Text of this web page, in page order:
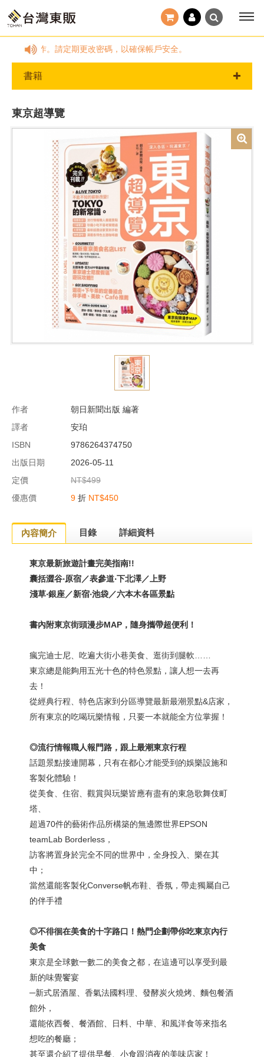
動作。請定期更改密碼，以確保帳戶安全。
書籍
東京超導覽
作者
朝日新聞出版 編著
譯者
安珀
ISBN
9786264374750
出版日期
2026-05-11
定價
NT$499
優惠價
9 折 NT$450
內容簡介 目錄 詳細資料
東京最新旅遊計畫完美指南!!
囊括澀谷‧原宿／表參道‧下北澤／上野
淺草‧銀座／新宿‧池袋／六本木各區景點
書內附東京街頭漫步MAP ，隨身攜帶超便利！
瘋完迪士尼、吃遍大街小巷美食、逛街到腿軟……
東京總是能夠用五光十色的特色景點，讓人想一去再
去！
從經典行程、特色店家到分區導覽最新最潮景點&店家，
所有東京的吃喝玩樂情報，只要一本就能全方位掌握！
◎流行情報職人報門路，跟上最潮東京行程
話題景點接連開幕，只有在都心才能受到的娛樂設施和
客製化體驗！
從美食、住宿、觀賞與玩樂皆應有盡有的東急歌舞伎町
塔、
超過70件的藝術作品所構築的無邊際世界EPSON
teamLab Borderless，
訪客將置身於完全不同的世界中，全身投入、樂在其
中；
當然還能客製化Converse帆布鞋、香氛，帶走獨屬自己
的伴手禮
◎不徘徊在美食的十字路口！熱門企劃帶你吃東京內行
美食
東京是全球數一數二的美食之都，在這邊可以享受到最
新的味覺饗宴
─新式居酒屋、香氣法國料理、發酵炭火燒烤、麵包餐酒
館外，
還能依西餐、餐酒館、日料、中華、和風洋食等來指名
想吃的餐廳；
甚至還介紹了提供早餐、小食跟消夜的美味店家！